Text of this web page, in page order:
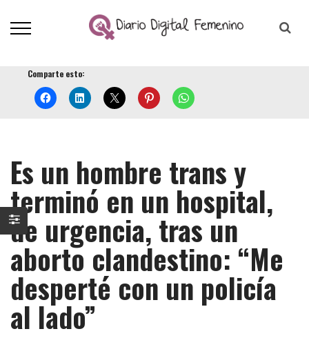
Comparte esto:
Es un hombre trans y
terminó en un hospital,
de urgencia, tras un
aborto clandestino: “Me
desperté con un policía
al lado”